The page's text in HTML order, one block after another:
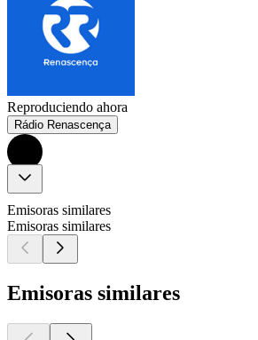
Reproduciendo ahora
Rádio Renascença
Emisoras similares
Emisoras similares
Emisoras similares